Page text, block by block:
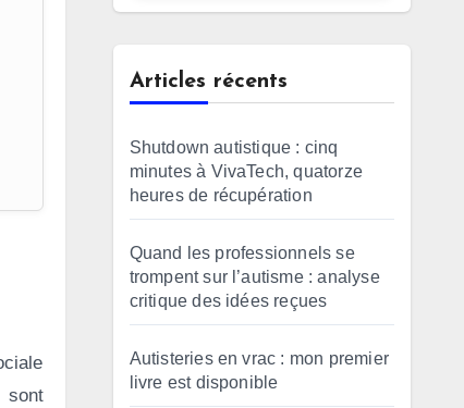
sont
Articles récents
Shutdown autistique : cinq
minutes à VivaTech, quatorze
heures de récupération
Quand les professionnels se
trompent sur l’autisme : analyse
critique des idées reçues
Autisteries en vrac : mon premier
livre est disponible